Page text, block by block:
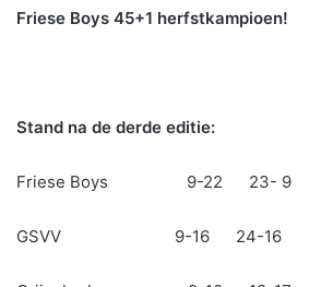
Friese Boys 45+1 herfstkampioen!
Stand na de derde editie:
Friese Boys 9-22 23- 9
GSVV 9-16 24-16